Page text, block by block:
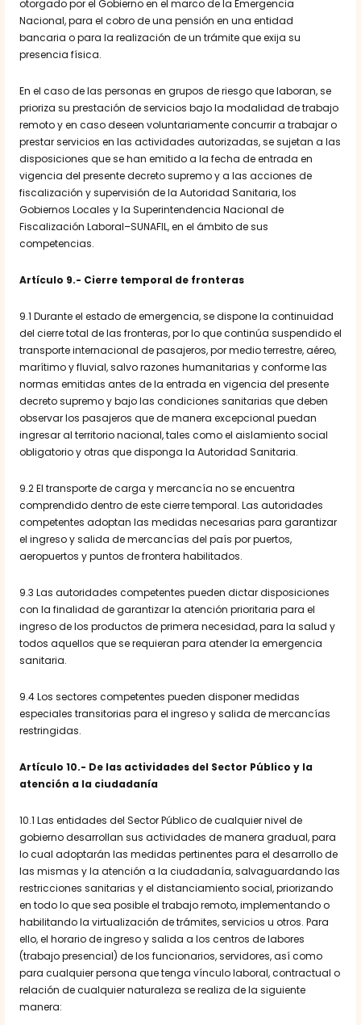
otorgado por el Gobierno en el marco de la Emergencia
Nacional, para el cobro de una pensión en una entidad
bancaria o para la realización de un trámite que exija su
presencia física.
En el caso de las personas en grupos de riesgo que laboran, se
prioriza su prestación de servicios bajo la modalidad de trabajo
remoto y en caso deseen voluntariamente concurrir a trabajar o
prestar servicios en las actividades autorizadas, se sujetan a las
disposiciones que se han emitido a la fecha de entrada en
vigencia del presente decreto supremo y a las acciones de
fiscalización y supervisión de la Autoridad Sanitaria, los
Gobiernos Locales y la Superintendencia Nacional de
Fiscalización Laboral–SUNAFIL, en el ámbito de sus
competencias.
Artículo 9.- Cierre temporal de fronteras
9.1 Durante el estado de emergencia, se dispone la continuidad
del cierre total de las fronteras, por lo que continúa suspendido el
transporte internacional de pasajeros, por medio terrestre, aéreo,
marítimo y fluvial, salvo razones humanitarias y conforme las
normas emitidas antes de la entrada en vigencia del presente
decreto supremo y bajo las condiciones sanitarias que deben
observar los pasajeros que de manera excepcional puedan
ingresar al territorio nacional, tales como el aislamiento social
obligatorio y otras que disponga la Autoridad Sanitaria.
9.2 El transporte de carga y mercancía no se encuentra
comprendido dentro de este cierre temporal. Las autoridades
competentes adoptan las medidas necesarias para garantizar
el ingreso y salida de mercancías del país por puertos,
aeropuertos y puntos de frontera habilitados.
9.3 Las autoridades competentes pueden dictar disposiciones
con la finalidad de garantizar la atención prioritaria para el
ingreso de los productos de primera necesidad, para la salud y
todos aquellos que se requieran para atender la emergencia
sanitaria.
9.4 Los sectores competentes pueden disponer medidas
especiales transitorias para el ingreso y salida de mercancías
restringidas.
Artículo 10.- De las actividades del Sector Público y la
atención a la ciudadanía
10.1 Las entidades del Sector Público de cualquier nivel de
gobierno desarrollan sus actividades de manera gradual, para
lo cual adoptarán las medidas pertinentes para el desarrollo de
las mismas y la atención a la ciudadanía, salvaguardando las
restricciones sanitarias y el distanciamiento social, priorizando
en todo lo que sea posible el trabajo remoto, implementando o
habilitando la virtualización de trámites, servicios u otros. Para
ello, el horario de ingreso y salida a los centros de labores
(trabajo presencial) de los funcionarios, servidores, así como
para cualquier persona que tenga vínculo laboral, contractual o
relación de cualquier naturaleza se realiza de la siguiente
manera: